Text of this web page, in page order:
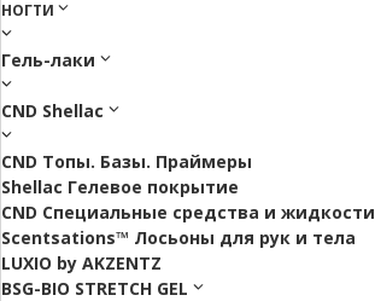
НОГТИ
Гель-лаки
CND Shellac
CND Топы. Базы. Праймеры
Shellac Гелевое покрытие
CND Специальные средства и жидкости
Scentsations™ Лосьоны для рук и тела
LUXIO by AKZENTZ
BSG-BIO STRETCH GEL